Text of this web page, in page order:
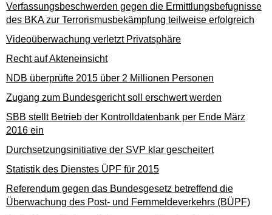
Verfassungsbeschwerden gegen die Ermittlungsbefugnisse
des BKA zur Terrorismusbekämpfung teilweise erfolgreich
Videoüberwachung verletzt Privatsphäre
Recht auf Akteneinsicht
NDB überprüfte 2015 über 2 Millionen Personen
Zugang zum Bundesgericht soll erschwert werden
SBB stellt Betrieb der Kontrolldatenbank per Ende März
2016 ein
Durchsetzungsinitiative der SVP klar gescheitert
Statistik des Dienstes ÜPF für 2015
Referendum gegen das Bundesgesetz betreffend die
Überwachung des Post- und Fernmeldeverkehrs (BÜPF)